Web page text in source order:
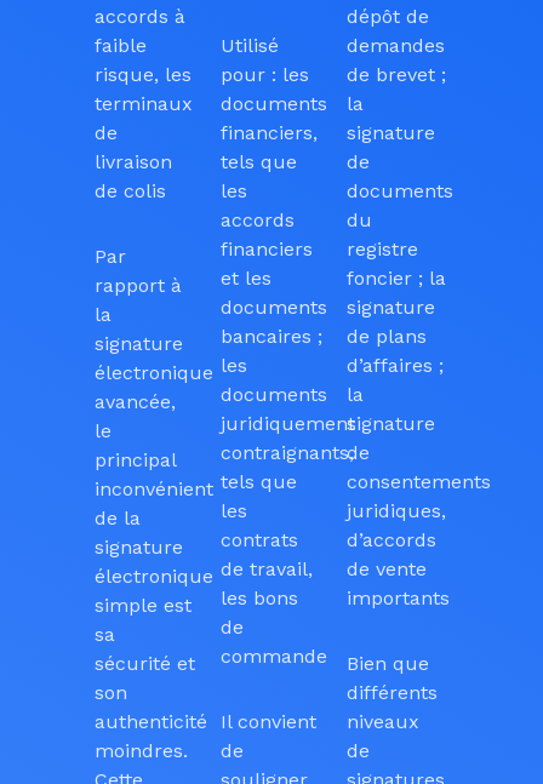
accords à
faible
risque, les
terminaux
de
livraison
de colis
Par
rapport à
la
signature
électronique
avancée,
le
principal
inconvénient
de la
signature
électronique
simple est
sa
sécurité et
son
authenticité
moindres.
Cette
Utilisé
pour : les
documents
financiers,
tels que
les
accords
financiers
et les
documents
bancaires ;
les
documents
juridiquement
contraignants,
tels que
les
contrats
de travail,
les bons
de
commande
Il convient
de
souligner
dépôt de
demandes
de brevet ;
la
signature
de
documents
du
registre
foncier ; la
signature
de plans
d’affaires ;
la
signature
de
consentements
juridiques,
d’accords
de vente
importants
Bien que
différents
niveaux
de
signatures